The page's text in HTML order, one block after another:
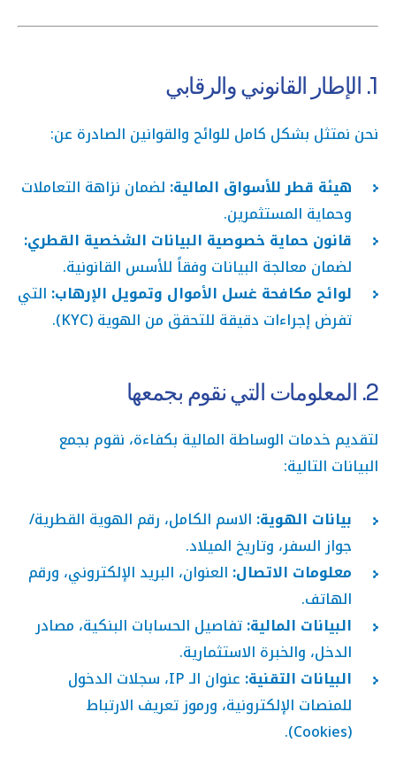
1. الإطار القانوني والرقابي
نحن نمتثل بشكل كامل للوائح والقوانين الصادرة عن:
هيئة قطر للأسواق المالية: لضمان نزاهة التعاملات
وحماية المستثمرين.
قانون حماية خصوصية البيانات الشخصية القطري:
لضمان معالجة البيانات وفقاً للأسس القانونية.
لوائح مكافحة غسل الأموال وتمويل الإرهاب: التي
تفرض إجراءات دقيقة للتحقق من الهوية (KYC).
2. المعلومات التي نقوم بجمعها
لتقديم خدمات الوساطة المالية بكفاءة، نقوم بجمع
البيانات التالية:
بيانات الهوية: الاسم الكامل، رقم الهوية القطرية/
جواز السفر، وتاريخ الميلاد.
معلومات الاتصال: العنوان، البريد الإلكتروني، ورقم
الهاتف.
البيانات المالية:تفاصيل الحسابات البنكية، مصادر
الدخل، والخبرة الاستثمارية.
البيانات التقنية:
عنوان الـ IP، سجلات الدخول
للمنصات الإلكترونية، ورموز تعريف الارتباط
(Cookies).